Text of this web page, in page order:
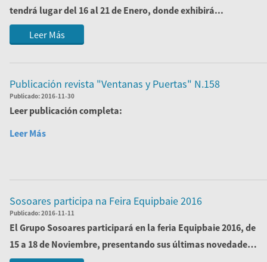
tendrá lugar del 16 al 21 de Enero, donde exhibirá...
Leer Más
Publicación revista "Ventanas y Puertas" N.158
Publicado:2016-11-30
Leer publicación completa:
Leer Más
Sosoares participa na Feira Equipbaie 2016
Publicado:2016-11-11
El Grupo Sosoares participará en la feria Equipbaie 2016, de
15 a 18 de Noviembre, presentando sus últimas novedades,